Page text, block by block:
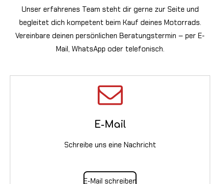
Unser erfahrenes Team steht dir gerne zur Seite und
begleitet dich kompetent beim Kauf deines Motorrads.
Vereinbare deinen persönlichen Beratungstermin – per E-
Mail, WhatsApp oder telefonisch.
E-Mail
Schreibe uns eine Nachricht
E-Mail schreiben